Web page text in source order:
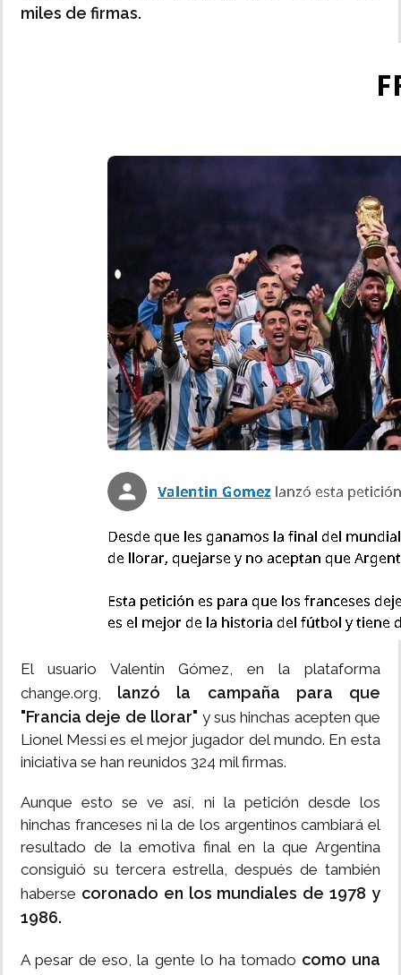
miles de firmas.
El usuario Valentín Gómez, en la plataforma
change.org, lanzó la campaña para que
"Francia deje de llorar" y sus hinchas acepten que
Lionel Messi es el mejor jugador del mundo. En esta
iniciativa se han reunidos 324 mil firmas.
Aunque esto se ve así, ni la petición desde los
hinchas franceses ni la de los argentinos cambiará el
resultado de la emotiva final en la que Argentina
consiguió su tercera estrella, después de también
haberse coronado en los mundiales de 1978 y
1986.
A pesar de eso, la gente lo ha tomado como una